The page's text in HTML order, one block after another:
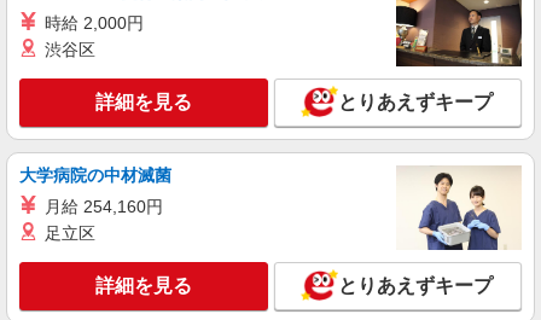
時給 2,000円
渋谷区
詳細を見る とりあえずキープ
大学病院の中材滅菌
月給 254,160円
足立区
詳細を見る とりあえずキープ